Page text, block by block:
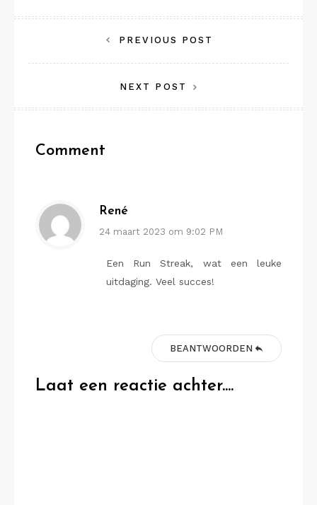
navigatie
PREVIOUS POST
NEXT POST
Comment
René
24 maart 2023 om 9:02 PM
Een Run Streak, wat een leuke
uitdaging. Veel succes!
BEANTWOORDEN
Laat een reactie achter....